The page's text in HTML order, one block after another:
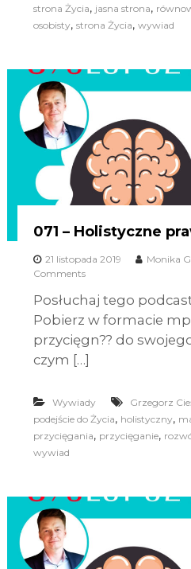
strona Życia, jasna strona,
osobisty, strona Życia, wywiad
071 – Holistyczne
21 listopada 2019 Monika
Comments
Posłuchaj tego
Pobierz w formacie
przycięgn?? do
czym […]
Wywiady Grzegorz
podejście do Życia, holistyczny,
przycięgania, przycięganie,
wywiad